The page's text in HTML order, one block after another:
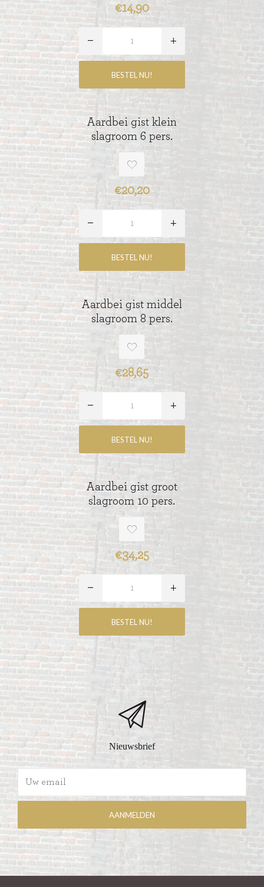
€14,90
Aardbei gist klein
slagroom 6 pers.
€20,20
Aardbei gist middel
slagroom 8 pers.
€28,65
Aardbei gist groot
slagroom 10 pers.
€34,25
Nieuwsbrief